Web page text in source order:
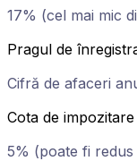
17% (cel mai mic
Pragul de
Cifră de afaceri
Cota de
5% (poate fi